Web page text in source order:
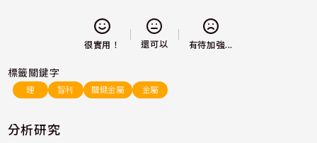
很實用！ 還可以 有待加強...
標籤關鍵字
鋰 智利 關鍵金屬 金屬
分析研究